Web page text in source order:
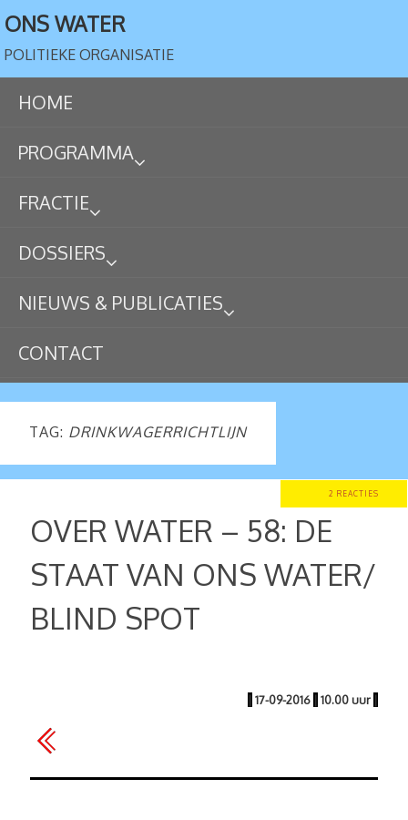
ONS WATER
POLITIEKE ORGANISATIE
HOME
PROGRAMMA
FRACTIE
DOSSIERS
NIEUWS & PUBLICATIES
CONTACT
TAG: DRINKWAGERRICHTLIJN
2 REACTIES
OVER WATER – 58: DE
STAAT VAN ONS WATER/
BLIND SPOT
| 17-09-2016 | 10.00 uur |